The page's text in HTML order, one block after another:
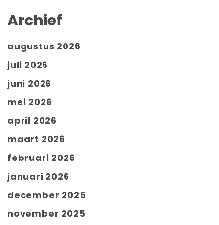
Archief
augustus 2026
juli 2026
juni 2026
mei 2026
april 2026
maart 2026
februari 2026
januari 2026
december 2025
november 2025